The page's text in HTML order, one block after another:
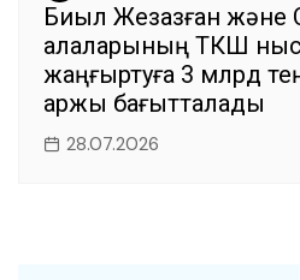
Биыл Жезқазған және
қалаларының ТКШ
жаңғыртуға 3 млрд
қаржы бағытталады
28.07.2026